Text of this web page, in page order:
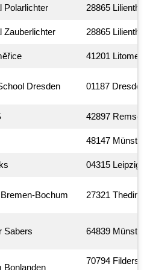
Polarlichter 28865 Lilienthal
Zauberlichter 28865 Lilienthal
41201
Dresden 01187 Dresden
42897
48147 Münster
04315 Leipzig
Bochum 27321
Sabers 64839
Bonlanden
70794